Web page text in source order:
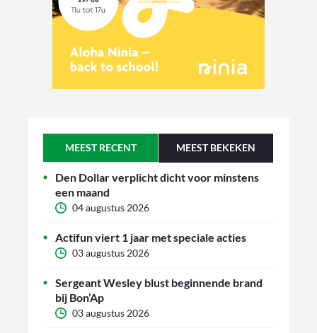
MEEST RECENT MEEST BEKEKEN
Den Dollar verplicht dicht voor minstens
een maand
04 augustus 2026
Actifun viert 1 jaar met speciale acties
03 augustus 2026
Sergeant Wesley blust beginnende brand
bij Bon’Ap
03 augustus 2026